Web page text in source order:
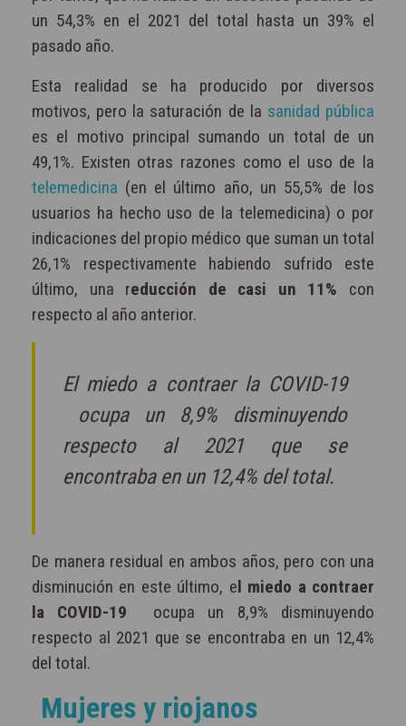
un 54,3% en el 2021 del total hasta un 39% el
pasado año.
Esta realidad se ha producido por diversos
motivos, pero la saturación de la sanidad pública
es el motivo principal sumando un total de un
49,1%. Existen otras razones como el uso de la
telemedicina (en el último año, un 55,5% de los
usuarios ha hecho uso de la telemedicina) o por
indicaciones del propio médico que suman un total
26,1% respectivamente habiendo sufrido este
último, una reducción de casi un 11% con
respecto al año anterior.
El miedo a contraer la COVID-19
ocupa un 8,9% disminuyendo
respecto al 2021 que se
encontraba en un 12,4% del total.
De manera residual en ambos años, pero con una
disminución en este último, el miedo a contraer
la COVID-19 ocupa un 8,9% disminuyendo
respecto al 2021 que se encontraba en un 12,4%
del total.
Mujeres y riojanos